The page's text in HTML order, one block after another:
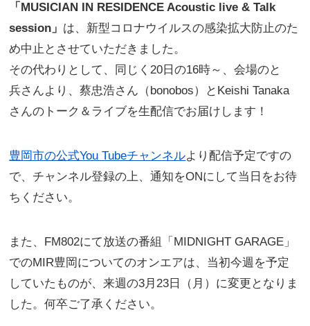
「MUSICIAN IN RESIDENCE Acoustic live & Talk
session」 は、新型コロナウイルスの感染拡⼤防⽌のた
め中⽌とさせていただきました。
その代わりとして、同じく20日の16時～、会場のとゞ
兵さんより、蔡忠浩さん（bonobos）とKeishi Tanaka
さんのトーク＆ライブを⽣配信でお届けします！
豊岡市の公式You Tubeチャンネルより配信予定ですの
で、チャンネル登録の上、通知をONにして当⽇をお待
ちください。
また、FM802にて放送の番組「MIDNIGHT GARAGE」
でのMIR豊岡についてのオンエアは、当初今週を予定
していたものが、来週の3月23日（⽉）に変更となりま
した。何卒ご了承ください。